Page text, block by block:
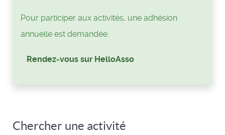
Pour participer aux activités, une adhésion
annuelle est demandée.
Rendez-vous sur HelloAsso
Chercher une activité